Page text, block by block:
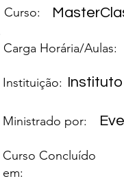
Curso:
Carga Horária/Aulas:
Instituição:
Ministrado por:
Curso Concluído
em: